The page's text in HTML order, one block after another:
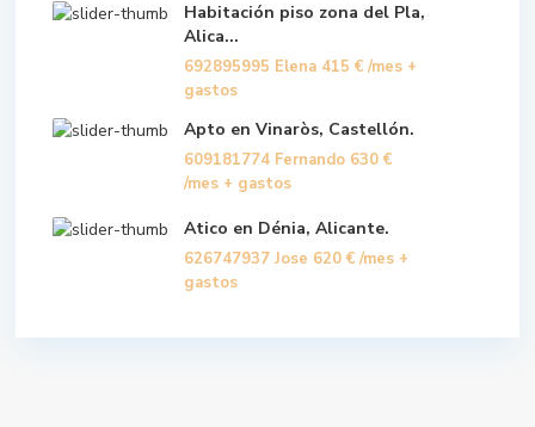
Habitación piso zona del Pla,
Alica...
692895995 Elena 415 € /mes +
gastos
Apto en Vinaròs, Castellón.
609181774 Fernando 630 €
/mes + gastos
Atico en Dénia, Alicante.
626747937 Jose 620 € /mes +
gastos